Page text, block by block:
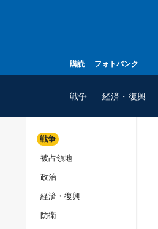
購読 フォトバンク
戦争 経済・復興
戦争
被占領地
政治
経済・復興
防衛